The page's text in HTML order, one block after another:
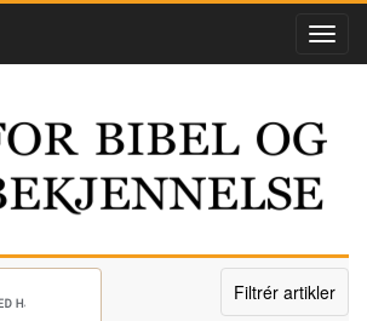
Filtrér artikler